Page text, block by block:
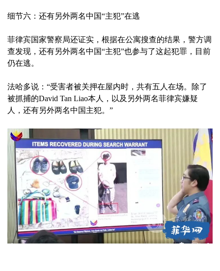
细节六：还有另外两名中国“主犯”在逃
菲律宾国家警察局还证实，根据在公寓搜查的结果，警方调
查发现，还有另外两名中国“主犯”也参与了这起犯罪，目前
仍在逃。
法哈多说：“受害者被关押在屋内时，共有五人在场。除了
被抓捕的David Tan Liao本人，以及另外两名菲律宾嫌疑
人，还有另外两名中国主犯。”